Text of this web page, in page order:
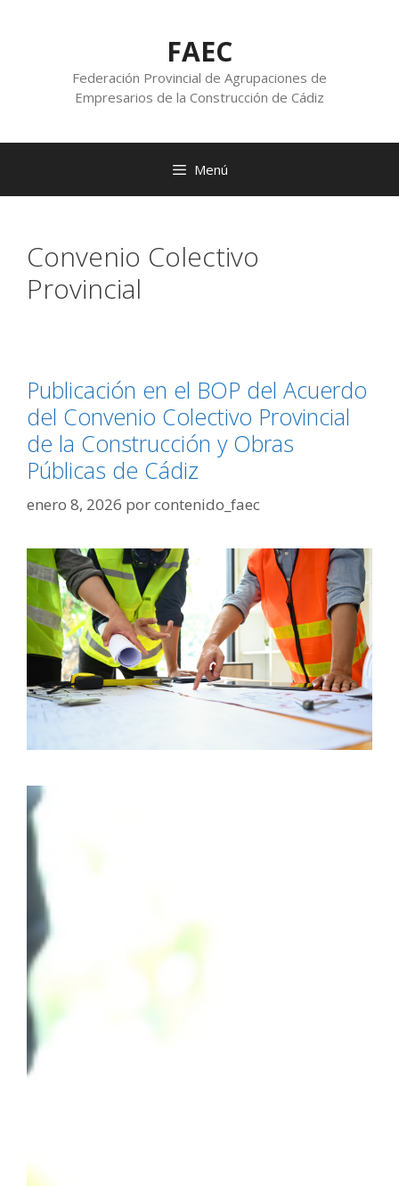
FAEC
Federación Provincial de Agrupaciones de
Empresarios de la Construcción de Cádiz
Menú
Convenio Colectivo
Provincial
Publicación en el BOP del Acuerdo
del Convenio Colectivo Provincial
de la Construcción y Obras
Públicas de Cádiz
enero 8, 2026 porcontenido_faec